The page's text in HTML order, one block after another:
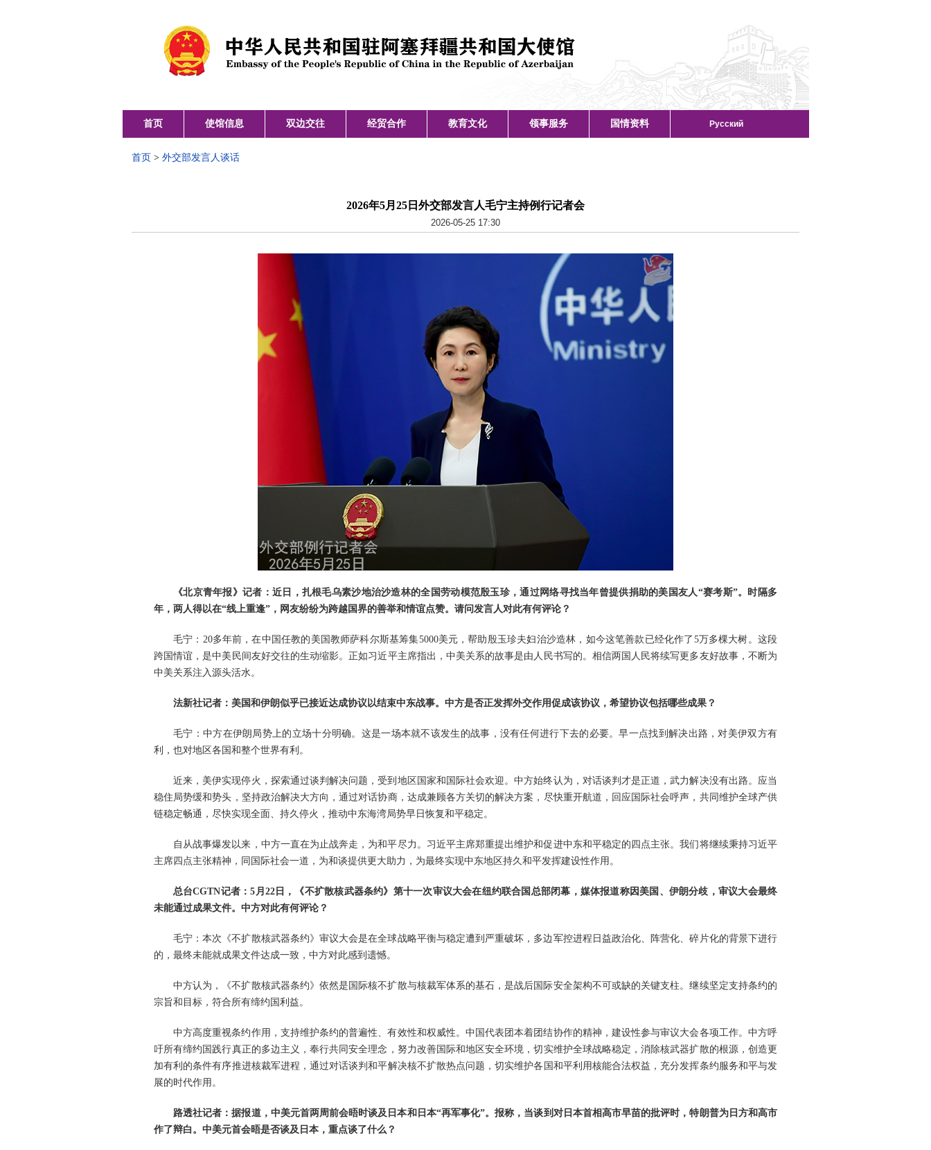
首页 使馆信息 双边交往 经贸合作 教育文化 领事服务 国情资料 Русский
首页 > 外交部发言人谈话
2026年5月25日外交部发言人毛宁主持例行记者会
2026-05-25 17:30
《北京青年报》记者：近日，扎根毛乌素沙地治沙造林的全国劳动模范殷玉珍，通过网络寻找当年曾提供捐助的美国友人“赛考斯”。时隔多
年，两人得以在“线上重逢”，网友纷纷为跨越国界的善举和情谊点赞。请问发言人对此有何评论？
毛宁：20多年前，在中国任教的美国教师萨科尔斯基筹集5000美元，帮助殷玉珍夫妇治沙造林，如今这笔善款已经化作了5万多棵大树。这段
跨国情谊，是中美民间友好交往的生动缩影。正如习近平主席指出，中美关系的故事是由人民书写的。相信两国人民将续写更多友好故事，不断为
中美关系注入源头活水。
法新社记者：美国和伊朗似乎已接近达成协议以结束中东战事。中方是否正发挥外交作用促成该协议，希望协议包括哪些成果？
毛宁：中方在伊朗局势上的立场十分明确。这是一场本就不该发生的战事，没有任何进行下去的必要。早一点找到解决出路，对美伊双方有
利，也对地区各国和整个世界有利。
近来，美伊实现停火，探索通过谈判解决问题，受到地区国家和国际社会欢迎。中方始终认为，对话谈判才是正道，武力解决没有出路。应当
稳住局势缓和势头，坚持政治解决大方向，通过对话协商，达成兼顾各方关切的解决方案，尽快重开航道，回应国际社会呼声，共同维护全球产供
链稳定畅通，尽快实现全面、持久停火，推动中东海湾局势早日恢复和平稳定。
自从战事爆发以来，中方一直在为止战奔走，为和平尽力。习近平主席郑重提出维护和促进中东和平稳定的四点主张。我们将继续秉持习近平
主席四点主张精神，同国际社会一道，为和谈提供更大助力，为最终实现中东地区持久和平发挥建设性作用。
总台CGTN记者：5月22日，《不扩散核武器条约》第十一次审议大会在纽约联合国总部闭幕，媒体报道称因美国、伊朗分歧，审议大会最终
未能通过成果文件。中方对此有何评论？
毛宁：本次《不扩散核武器条约》审议大会是在全球战略平衡与稳定遭到严重破坏，多边军控进程日益政治化、阵营化、碎片化的背景下进行
的，最终未能就成果文件达成一致，中方对此感到遗憾。
中方认为，《不扩散核武器条约》依然是国际核不扩散与核裁军体系的基石，是战后国际安全架构不可或缺的关键支柱。继续坚定支持条约的
宗旨和目标，符合所有缔约国利益。
中方高度重视条约作用，支持维护条约的普遍性、有效性和权威性。中国代表团本着团结协作的精神，建设性参与审议大会各项工作。中方呼
吁所有缔约国践行真正的多边主义，奉行共同安全理念，努力改善国际和地区安全环境，切实维护全球战略稳定，消除核武器扩散的根源，创造更
加有利的条件有序推进核裁军进程，通过对话谈判和平解决核不扩散热点问题，切实维护各国和平利用核能合法权益，充分发挥条约服务和平与发
展的时代作用。
路透社记者：据报道，中美元首两周前会晤时谈及日本和日本“再军事化”。报称，当谈到对日本首相高市早苗的批评时，特朗普为日方和高市
作了辩白。中美元首会晤是否谈及日本，重点谈了什么？